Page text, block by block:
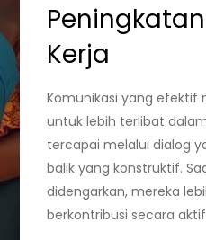
Kerja
Komunikasi yang efektif
untuk lebih terlibat
tercapai melalui dialog
balik yang konstruktif.
didengarkan, mereka
berkontribusi secara